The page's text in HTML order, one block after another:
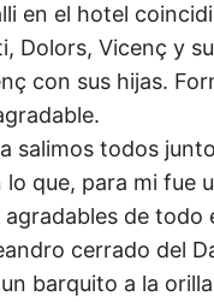
en el hotel
Dolors, Vicenç y
con sus hijas.
salimos todos
lo que, para mi fue
agradables de todo
cerrado del
barquito a la